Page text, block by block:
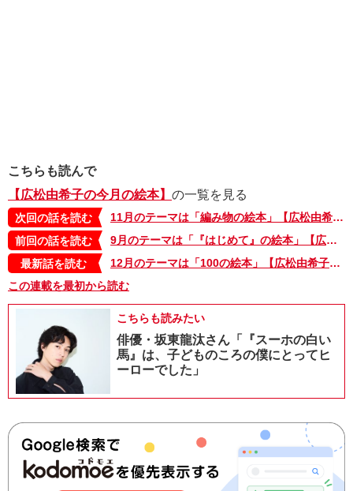
こちらも読んで
【広松由希子の今月の絵本】 の一覧を見る
次回の話を読む
11月のテーマは「編み物の絵本」【広松由希子の今月の絵本・25】
前回の話を読む
9月のテーマは「『はじめて』の絵本」【広松由希子の今月の絵本・23】
最新話を読む
12月のテーマは「100の絵本」【広松由希子の今月の絵本・100】
この連載を最初から読む
こちらも読みたい
俳優・坂東龍汰さん「『スーホの白い
馬』は、子どものころの僕にとってヒ
ーローでした」